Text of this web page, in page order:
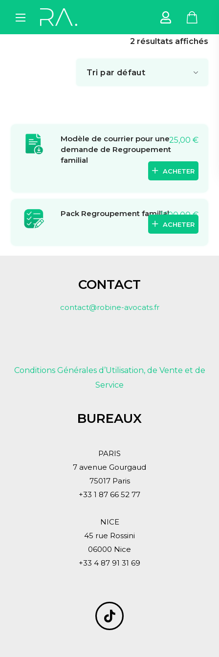
2 résultats affichés
ACHETER
Modèle de courrier pour une
demande de Regroupement
familial
25,00 €
ACHETER
Pack Regroupement familial1600,00€
CONTACT
contact@robine-avocats.fr
Conditions Générales d’Utilisation, de Vente et de
Service
BUREAUX
PARIS
7 avenue Gourgaud
75017 Paris
+33 1 87 66 52 77
NICE
45 rue Rossini
06000 Nice
+33 4 87 91 31 69